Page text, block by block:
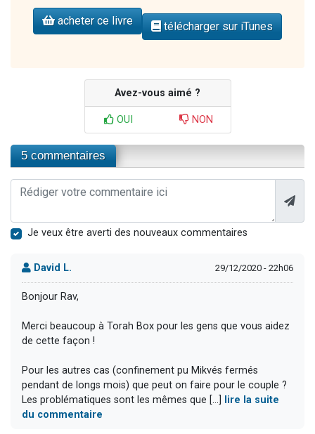
acheter ce livre télécharger sur iTunes
Avez-vous aimé ?
OUI NON
5 commentaires
Je veux être averti des nouveaux commentaires
David L. 29/12/2020 - 22h06
Bonjour Rav,
Merci beaucoup à Torah Box pour les gens que vous aidez
de cette façon !
Pour les autres cas (confinement pu Mikvés fermés
pendant de longs mois) que peut on faire pour le couple ?
Les problématiques sont les mêmes que [...]
lire la suite
du commentaire